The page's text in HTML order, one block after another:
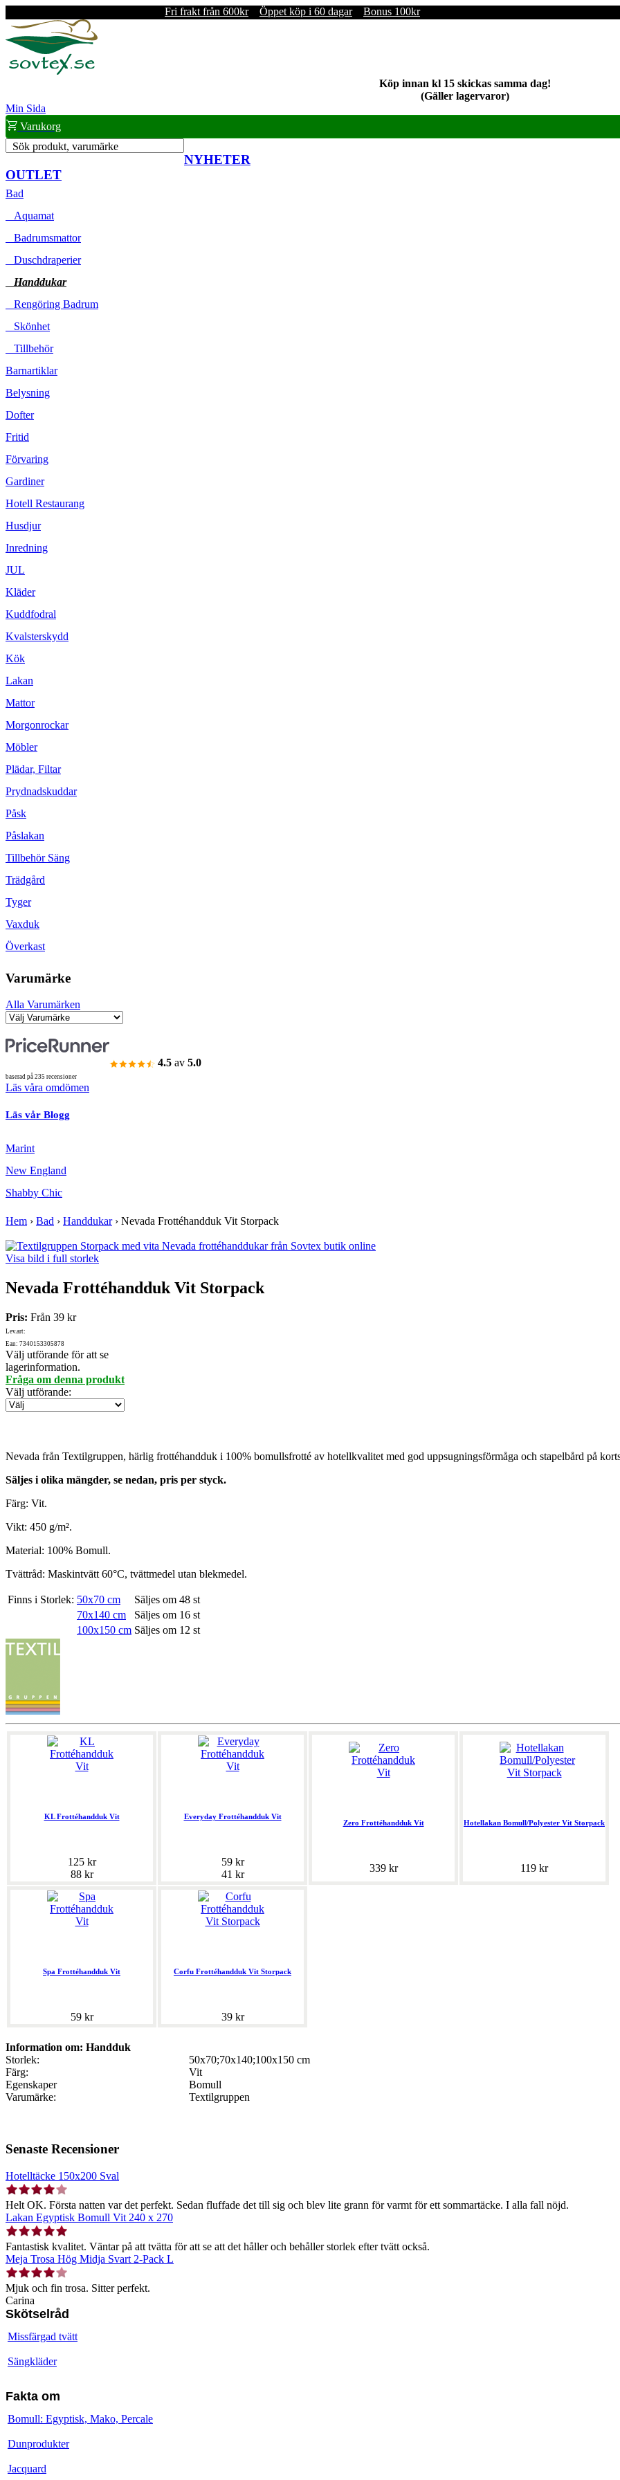
Fri frakt från 600kr Öppet köp i 60 dagar Bonus 100kr
Köp innan kl 15 skickas samma dag!
(Gäller lagervaror)
Min Sida
Varukorg
Sök produkt, varumärke
NYHETER
OUTLET
Bad
Aquamat
Badrumsmattor
Duschdraperier
Handdukar
Rengöring Badrum
Skönhet
Tillbehör
Barnartiklar
Belysning
Dofter
Fritid
Förvaring
Gardiner
Hotell Restaurang
Husdjur
Inredning
JUL
Kläder
Kuddfodral
Kvalsterskydd
Kök
Lakan
Mattor
Morgonrockar
Möbler
Plädar, Filtar
Prydnadskuddar
Påsk
Påslakan
Tillbehör Säng
Trädgård
Tyger
Vaxduk
Överkast
Varumärke
Alla Varumärken
4.5 av 5.0
baserad på 235 recensioner
Läs våra omdömen
Läs vår Blogg
Marint
New England
Shabby Chic
Hem › Bad › Handdukar› Nevada Frottéhandduk Vit Storpack
Visa bild i full storlek
Nevada Frottéhandduk Vit Storpack
Pris: Från 39 kr
Lev.art:
Ean: 7340153305878
Välj utförande för att se
lagerinformation.
Fråga om denna produkt
Välj utförande:
Nevada från Textilgruppen, härlig frottéhandduk i 100% bomullsfrotté av hotellkvalitet med god uppsugningsförmåga och stapelbård på
Säljes i olika mängder, se nedan, pris per styck.
Färg: Vit.
Vikt: 450 g/m².
Material: 100% Bomull.
Tvättråd: Maskintvätt 60°C, tvättmedel utan blekmedel.
Finns i Storlek: 50x70 cm
Säljes om 48 st
70x140 cm
Säljes om 16 st
100x150 cm Säljes om 12 st
KL Frottéhandduk Vit
125 kr
88 kr
Everyday Frottéhandduk Vit
59 kr
41 kr
Zero Frottéhandduk Vit
339 kr
Hotellakan Bomull/Polyester Vit Storpack
119 kr
Spa Frottéhandduk Vit
59 kr
Corfu Frottéhandduk Vit Storpack
39 kr
Information om: Handduk
Storlek:
50x70;70x140;100x150 cm
Färg:
Vit
Egenskaper
Bomull
Varumärke:
Textilgruppen
Senaste Recensioner
Hotelltäcke 150x200 Sval
Helt OK. Första natten var det perfekt. Sedan fluffade det till sig och blev lite grann för varmt för ett sommartäcke. I alla fall nöjd.
Lakan Egyptisk Bomull Vit 240 x 270
Fantastisk kvalitet. Väntar på att tvätta för att se att det håller och behåller storlek efter tvätt också.
Meja Trosa Hög Midja Svart 2-Pack L
Mjuk och fin trosa. Sitter perfekt.
Carina
Skötselråd
Missfärgad tvätt
Sängkläder
Fakta om
Bomull: Egyptisk, Mako, Percale
Dunprodukter
Jacquard